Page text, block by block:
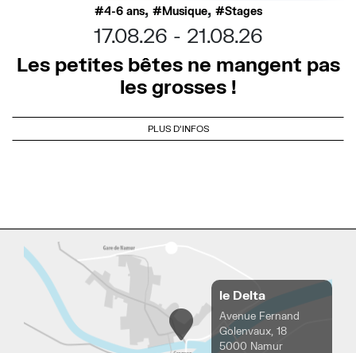
4-6 ans, Musique, Stages
17.08.26
21.08.26
Les petites bêtes ne mangent pas
les grosses !
PLUS D'INFOS
le Delta
Avenue Fernand
Golenvaux, 18
5000 Namur